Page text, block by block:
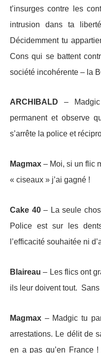
t’insurges contre les
intrusion dans ta
Décidemment tu
Cons qui se battent
société incohérente – la
ARCHIBALD –
permanent et observe
s’arrête la police et
Magmax – Moi, si un flic
« ciseaux » j’ai gagné !
Cake 40– La seule
Police est sur les
l’efficacité souhaitée ni
Blaireau – Les flics ont
ils leur doivent tout. Sans
Magmax – Madgic tu
arrestations. Le délit de
en a pas qu’en France